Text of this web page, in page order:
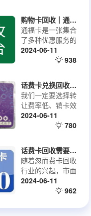
如果收到这些卡，
我们又暂时用不
上，是可以把他们
变现换取现金的，
可能很多朋友没有
这么操作过，接下
是购物卡回收变现
的攻略，希望对大
家有帮助。
购物卡回收｜通福卡的回收流程
通福卡是一张集合
了多种优惠服务的
会员卡，涵盖了餐
饮、娱乐、购物等
可以在合作商家处
享受专属折扣、积
分兑换、会员特权
等多项福利。无论
是日常购物还是休
闲娱乐，通福卡都
的实惠。通福卡与
众多知名品牌商家
建立了合作关系，
2024-06-11
938
话费卡兑换回收平台介绍，话费卡转让回收哪家平台费率更低?
我们一定要选择转
让费率低、销卡效
率高，到账速度快
的平台进行回收变
能够高效的回收你
的话费卡，还能将
你的损失降到最
低，最大限度的维
护消费者权益，是
一家良心平台，值
得托付！
2024-06-11
780
话费卡回收需要注意这几点！
随着忽而费卡回收
行业的兴起，市面
上出现的话费卡回
收平台也越来越
乱，我们在回收话
2024-06-11
962